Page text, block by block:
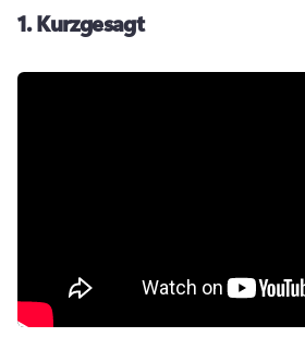
1.Kurzgesagt